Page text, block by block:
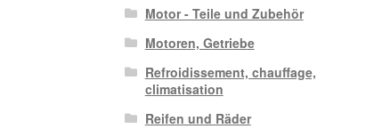
Motor - Teile und Zubehör
Motoren, Getriebe
Refroidissement, chauffage,
climatisation
Reifen und Räder